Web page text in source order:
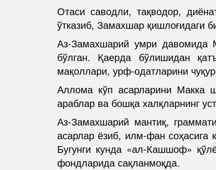
Отаси саводли, тақводор,
ўтказиб, Замахшар қишлоғидаги
Аз-Замахшарий умри
бўлган. Қаерда бўлишидан
мақоллари, урф-одатларини
Аллома кўп асарларини Макка
араблар ва бошқа халқларнинг
Аз-Замахшарий мантиқ,
асарлар ёзиб, илм-фан соҳасига
Бугунги кунда «ал-Кашшоф»
фондларида сақланмоқда.